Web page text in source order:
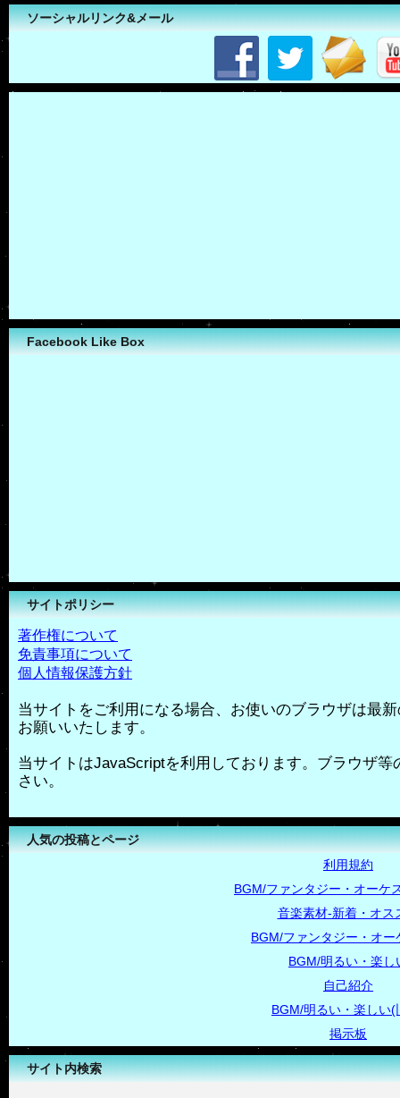
ソーシャルリンク&メール
Facebook Like Box
サイトポリシー
著作権について
免責事項について
個人情報保護方針
当サイトをご利用になる場合、お使いのブラウザは最
お願いいたします。
当サイトはJavaScriptを利用しております。ブラウザ
さい。
人気の投稿とページ
利用規約
BGM/ファンタジー・オーケ
音楽素材-新着・オス
BGM/ファンタジー・オー
BGM/明るい・楽し
自己紹介
BGM/明るい・楽しい(
掲示板
サイト内検索